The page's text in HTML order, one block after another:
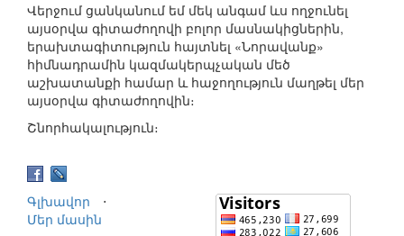
Վերջում ցանկանում եմ մեկ անգամ ևս ողջունել
այսօրվա գիտաժողովի բոլոր մասնակիցներին,
երախտագիտություն հայտնել «Նորավանք»
հիմնադրամին կազմակերպչական մեծ
աշխատանքի համար և հաջողություն մաղթել մեր
այսօրվա գիտաժողովին։
Շնորհակալություն։
Գլխավոր
⋅
Մեր մասին